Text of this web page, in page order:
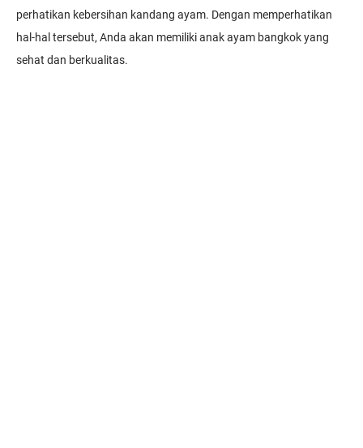
perhatikan kebersihan kandang ayam. Dengan memperhatikan
hal-hal tersebut, Anda akan memiliki anak ayam bangkok yang
sehat dan berkualitas.